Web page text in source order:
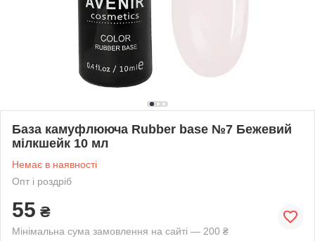
База камуфлююча Rubber base №7 Бежевий
мілкшейк 10 мл
Немає в наявності
Опт і роздріб
55 ₴
Мінімальна сума замовлення на сайті — 200 ₴